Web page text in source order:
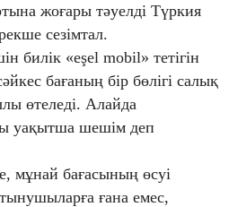
жоғары тәуелді Түркия
сезімтал.
билік «eşel mobil» тетігін
бағаның бір бөлігі салық
өтеледі. Алайда
уақытша шешім деп
мұнай бағасының өсуі
ғана емес,